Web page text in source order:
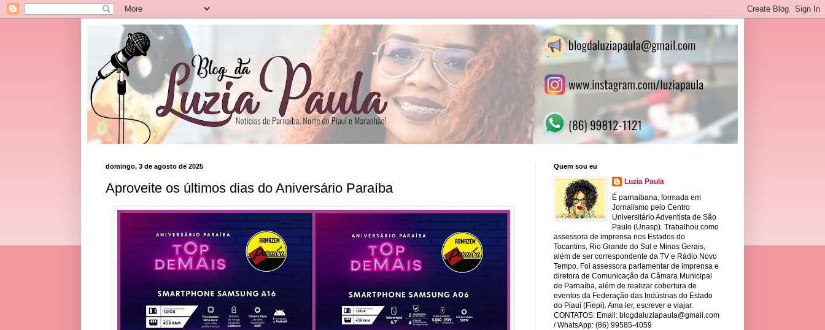
domingo, 3 de agosto de 2025
Aproveite os últimos dias do Aniversário Paraíba
Quem sou eu
Luzia Paula
É parnaibana, formada em
Jornalismo pelo Centro
Universitário Adventista de São
Paulo (Unasp). Trabalhou como
assessora de imprensa nos Estados do
Tocantins, Rio Grande do Sul e Minas Gerais,
além de ser correspondente da TV e Rádio Novo
Tempo. Foi assessora parlamentar de imprensa e
diretora de Comunicação da Câmara Municipal
de Parnaíba, além de realizar cobertura de
eventos da Federação das Indústrias do Estado
do Piauí (Fiepi). Ama ler, escrever e viajar.
CONTATOS: Email: blogdaluziapaula@gmail.com
/ WhatsApp: (86) 99585-4059